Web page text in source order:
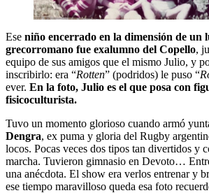
Ese niño encerrado en la dimensión de un
grecorromano fue exalumno del Copello,
equipo de sus amigos que el mismo Julio, y
inscribirlo: era “Rotten” (podridos) le puso “
ever. En la foto, Julio es el que posa con
fisicoculturista.
Tuvo un momento glorioso cuando armó
Dengra, ex puma y gloria del Rugby
locos. Pocas veces dos tipos tan divertidos y
marcha. Tuvieron gimnasio en Devoto…
una anécdota. El show era verlos entrenar y
ese tiempo maravilloso queda esa foto